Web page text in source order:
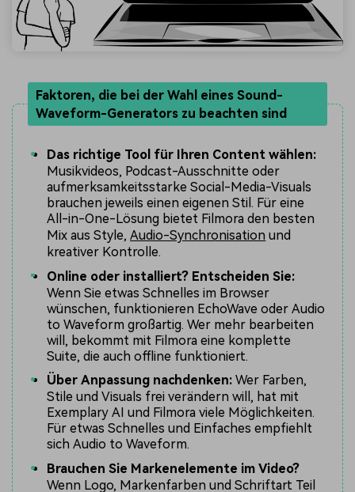
Faktoren, die bei der Wahl eines Sound-
Waveform-Generators zu beachten sind
Das richtige Tool für Ihren Content wählen:
Musikvideos, Podcast-Ausschnitte oder
aufmerksamkeitsstarke Social-Media-Visuals
brauchen jeweils einen eigenen Stil. Für eine
All-in-One-Lösung bietet Filmora den besten
Mix aus Style,Audio-Synchronisation und
kreativer Kontrolle.
Online oder installiert? Entscheiden Sie:
Wenn Sie etwas Schnelles im Browser
wünschen, funktionieren EchoWave oder Audio
to Waveform großartig. Wer mehr bearbeiten
will, bekommt mit Filmora eine komplette
Suite, die auch offline funktioniert.
Über Anpassung nachdenken: Wer Farben,
Stile und Visuals frei verändern will, hat mit
Exemplary AI und Filmora viele Möglichkeiten.
Für etwas Schnelles und Einfaches empfiehlt
sich Audio to Waveform.
Brauchen Sie Markenelemente im Video?
Wenn Logo, Markenfarben und Schriftart Teil